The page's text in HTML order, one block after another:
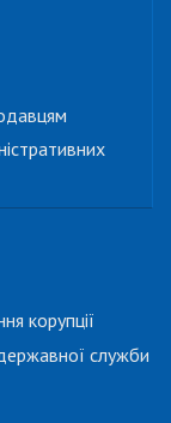
корупції
служби